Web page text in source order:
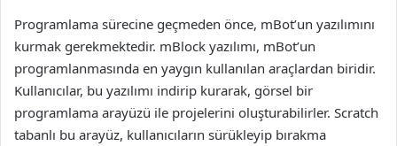
Programlama sürecine geçmeden önce, mBot’un yazılımını
kurmak gerekmektedir. mBlock yazılımı, mBot’un
programlanmasında en yaygın kullanılan araçlardan biridir.
Kullanıcılar, bu yazılımı indirip kurarak, görsel bir
programlama arayüzü ile projelerini oluşturabilirler. Scratch
tabanlı bu arayüz, kullanıcıların sürükleyip bırakma